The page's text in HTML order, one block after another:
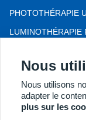
PHOTOTHÉRAPIE
LUMINOTHÉRAPIE
COLPOSCOPE
PLUS DE
Copyright® 2018
Nous
Nous utilisons
adapter le
plus sur les